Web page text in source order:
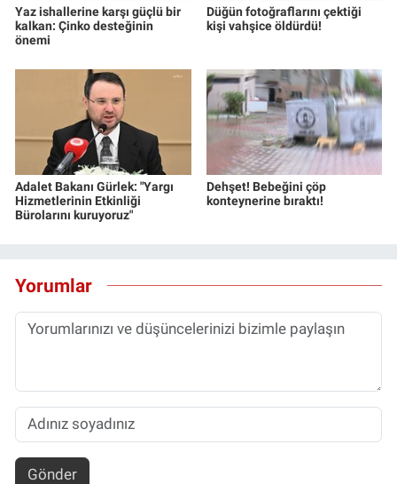
Yaz ishallerine karşı güçlü bir
kalkan: Çinko desteğinin
önemi
Düğün fotoğraflarını çektiği
kişi vahşice öldürdü!
Adalet Bakanı Gürlek: "Yargı
Hizmetlerinin Etkinliği
Bürolarını kuruyoruz"
Dehşet! Bebeğini çöp
konteynerine bıraktı!
Yorumlar
Gönder